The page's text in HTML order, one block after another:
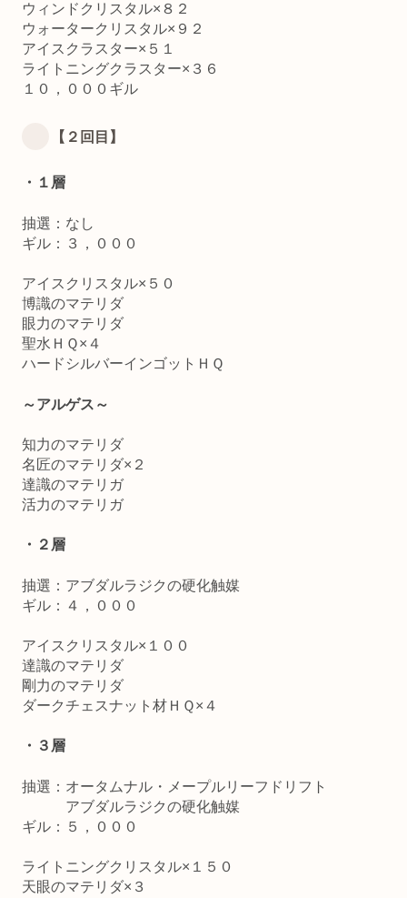
ウィンドクリスタル×８２
ウォータークリスタル×９２
アイスクラスター×５１
ライトニングクラスター×３６
１０，０００ギル
【２回目】
・１層
抽選：なし
ギル：３，０００
アイスクリスタル×５０
博識のマテリダ
眼力のマテリダ
聖水ＨＱ×４
ハードシルバーインゴットＨＱ
～アルゲス～
知力のマテリダ
名匠のマテリダ×２
達識のマテリガ
活力のマテリガ
・２層
抽選：アブダルラジクの硬化触媒
ギル：４，０００
アイスクリスタル×１００
達識のマテリダ
剛力のマテリダ
ダークチェスナット材ＨＱ×４
・３層
抽選：オータムナル・メープルリーフドリフト
アブダルラジクの硬化触媒
ギル：５，０００
ライトニングクリスタル×１５０
天眼のマテリダ×３